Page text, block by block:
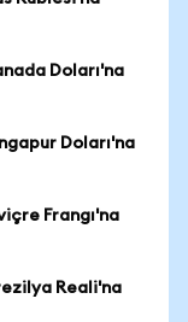
Doları'na
Doları'na
Frangı'na
Reali'na